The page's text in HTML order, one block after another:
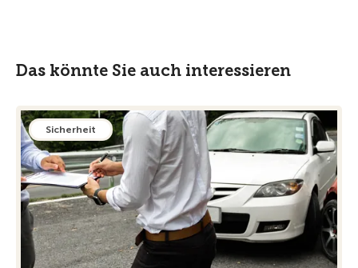
Das könnte Sie auch interessieren
Sicherheit